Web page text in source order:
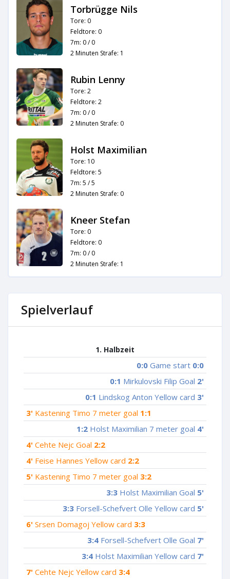
Torbrügge Nils
Tore: 0
Feldtore: 0
7m: 0 / 0
2 Minuten Strafe: 1
Rubin Lenny
Tore: 2
Feldtore: 2
7m: 0 / 0
2 Minuten Strafe: 0
Holst Maximilian
Tore: 10
Feldtore: 5
7m: 5 / 5
2 Minuten Strafe: 0
Kneer Stefan
Tore: 0
Feldtore: 0
7m: 0 / 0
2 Minuten Strafe: 1
Spielverlauf
1. Halbzeit
0:0 Game start 0:0
0:1 Mirkulovski Filip Goal 2'
0:1 Lindskog Anton Yellow card 3'
3' Kastening Timo 7 meter goal 1:1
1:2 Holst Maximilian 7 meter goal 4'
4' Cehte Nejc Goal 2:2
4' Feise Hannes Yellow card 2:2
5' Kastening Timo 7 meter goal 3:2
3:3 Holst Maximilian Goal 5'
3:3 Forsell-Schefvert Olle Yellow card 5'
6' Srsen Domagoj Yellow card 3:3
3:4 Forsell-Schefvert Olle Goal 7'
3:4 Holst Maximilian Yellow card 7'
7' Cehte Nejc Yellow card 3:4